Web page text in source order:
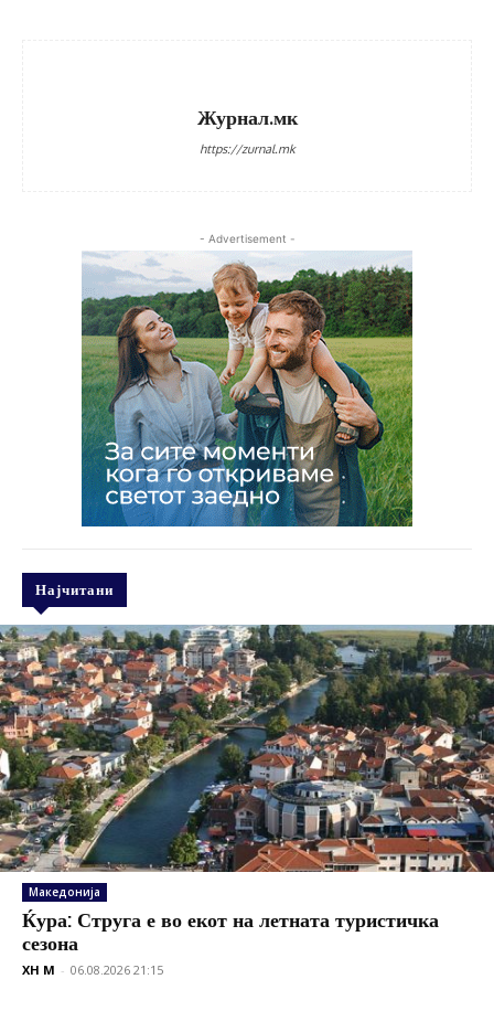
Журнал.мк
https://zurnal.mk
- Advertisement -
Најчитани
Македонија
Ќура: Струга е во екот на летната туристичка
сезона
XH M - 06.08.2026 21:15